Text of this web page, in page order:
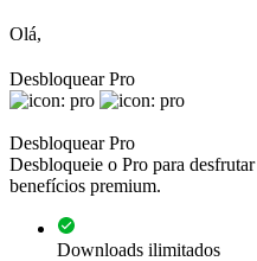
Olá,
Desbloquear Pro
Desbloquear Pro
Desbloqueie o Pro para
benefícios premium.
Downloads ilimitados